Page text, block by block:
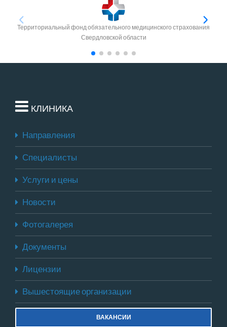
Территориальный фонд обязательного медицинского страхования
Свердловской области
КЛИНИКА
Направления
Специалисты
Услуги и цены
Новости
Фотогалерея
Документы
Лицензии
Вышестоящие организации
ВАКАНСИИ